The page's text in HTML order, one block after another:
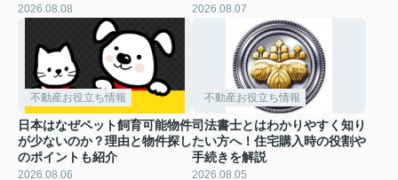
2026.08.08 2026.08.07
不動産お役立ち情報
日本はなぜペット飼育可能物件
が少ないのか？理由と物件探し
のポイントも紹介
2026.08.06
不動産お役立ち情報
司法書士とはわかりやすく知り
たい方へ！住宅購入時の役割や
手続きを解説
2026.08.05